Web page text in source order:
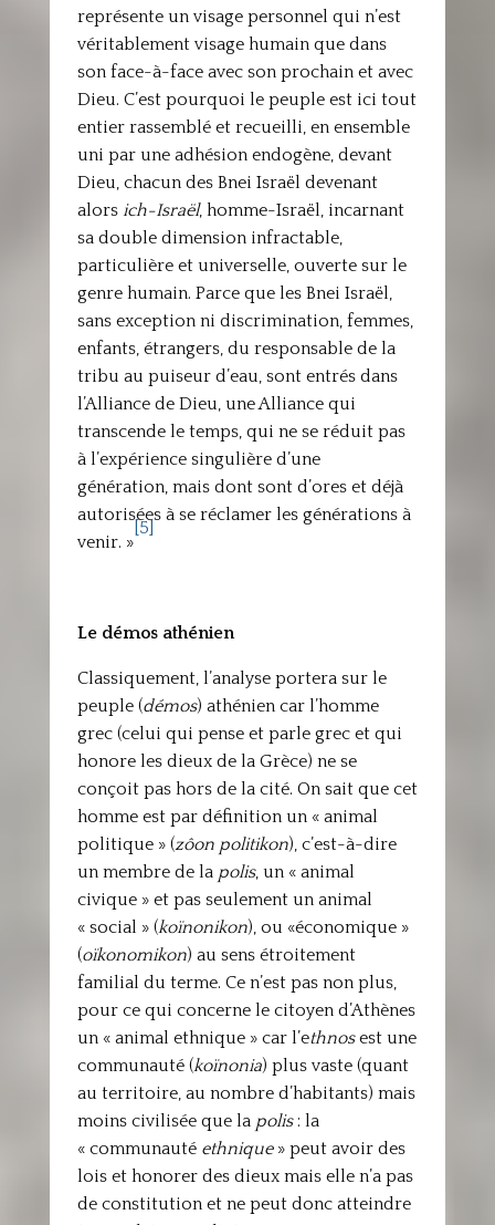
représente un visage personnel qui n’est
véritablement visage humain que dans
son face-à-face avec son prochain et avec
Dieu. C’est pourquoi le peuple est ici tout
entier rassemblé et recueilli, en ensemble
uni par une adhésion endogène, devant
Dieu, chacun des Bnei Israël devenant
alors ich-Israël, homme-Israël, incarnant
sa double dimension infractable,
particulière et universelle, ouverte sur le
genre humain. Parce que les Bnei Israël,
sans exception ni discrimination, femmes,
enfants, étrangers, du responsable de la
tribu au puiseur d’eau, sont entrés dans
l’Alliance de Dieu, une Alliance qui
transcende le temps, qui ne se réduit pas
à l’expérience singulière d’une
génération, mais dont sont d’ores et déjà
autorisées à se réclamer les générations à
venir. »
[5]
Le démos athénien
Classiquement, l’analyse portera sur le
peuple (démos) athénien car l’homme
grec (celui qui pense et parle grec et qui
honore les dieux de la Grèce) ne se
conçoit pas hors de la cité. On sait que cet
homme est par définition un « animal
politique » (zôon politikon), c’est-à-dire
un membre de la polis, un « animal
civique » et pas seulement un animal
« social » (koïnonikon), ou «économique »
(oïkonomikon) au sens étroitement
familial du terme. Ce n’est pas non plus,
pour ce qui concerne le citoyen d’Athènes
un « animal ethnique » car l’ethnosest une
communauté (koïnonia) plus vaste (quant
au territoire, au nombre d’habitants) mais
moins civilisée que la polis: la
« communauté ethnique » peut avoir des
lois et honorer des dieux mais elle n’a pas
de constitution et ne peut donc atteindre